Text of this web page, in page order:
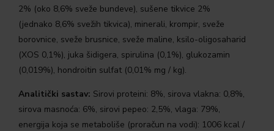
2% (oko 8,6% sveže bundeve), sušene tikvice 2%
(jednako 8,6% svežih tikvica), minerali, krompir, sveže
borovnice, sveže brusnice, sveže maline, ksilo-oligosaharid
(XOS 0,1%), juka šidigera, spirulina (0,1%), glukozamin
(0,019%), hondroitin sulfat (0,01% mg / kg).
Analitički sastav: Sirovi proteini: 8%, sirova vlakna: 0,8%,
sirova masnoća: 6%, sirovi pepeo: 2,5%, vlaga: 79%,
energija koja se metaboliše (proračun na vodi): 1006 kcal /